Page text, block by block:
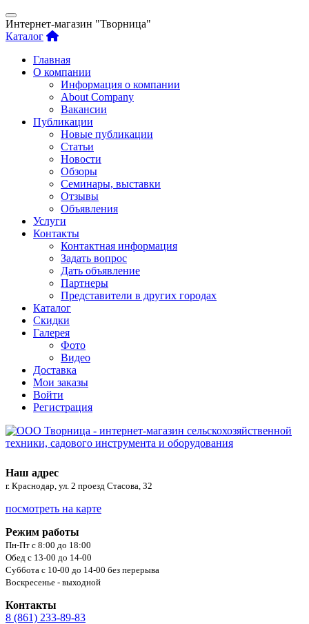
Интернет-магазин "Творница"
Каталог
Главная
О компании
Информация о компании
About Company
Вакансии
Публикации
Новые публикации
Статьи
Новости
Обзоры
Семинары, выставки
Отзывы
Объявления
Услуги
Контакты
Контактная информация
Задать вопрос
Дать объявление
Партнеры
Представители в других городах
Каталог
Скидки
Галерея
Фото
Видео
Доставка
Мои заказы
Войти
Регистрация
Наш адрес
г. Краснодар, ул. 2 проезд Стасова, 32
посмотреть на карте
Режим работы
Пн-Пт с 8:00 до 18:00
Обед с 13-00 до 14-00
Суббота с 10-00 до 14-00 без перерыва
Воскресенье - выходной
Контакты
8 (861) 233-89-83